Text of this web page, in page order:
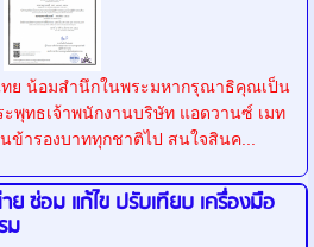
ทย น้อมสำนึกในพระมหากรุณาธิคุณเป็น
พุทธเจ้าพนักงานบริษัท แอดวานซ์ เมท
ข้ารองบาททุกชาติไป สนใจสินค...
ซ่อม แก้ไข ปรับเทียบ เครื่องมือ
ม